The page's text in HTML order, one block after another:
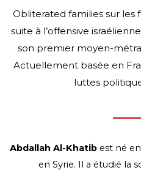
Obliterated families sur les
suite à l’offensive
son premier moyen-
Actuellement basée en
luttes
Abdallah Al-Khatib est né
en Syrie. Il a étudié la